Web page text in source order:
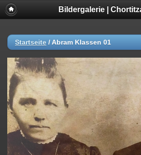
Bildergalerie |
Startseite / Abram Klassen 01